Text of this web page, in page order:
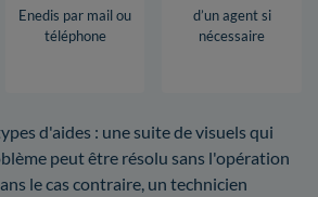
Enedis par mail ou
téléphone
d’un agent si
nécessaire
d'aides : une suite de visuels qui
peut être résolu sans l'opération
le cas contraire, un technicien